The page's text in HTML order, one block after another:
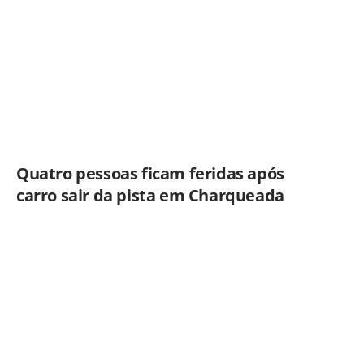
Quatro pessoas ficam feridas após
carro sair da pista em Charqueada